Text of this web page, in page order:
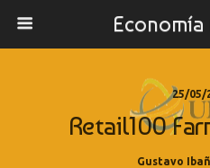
25/05/
Retail100
Gustavo